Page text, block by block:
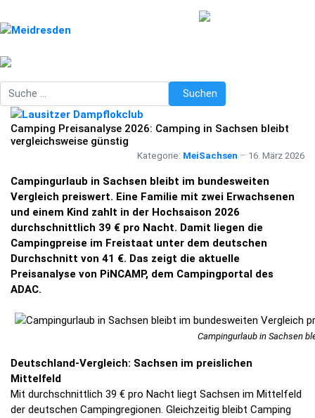
Suchen Suchen
Camping Preisanalyse 2026: Camping in Sachsen bleibt
vergleichsweise günstig
Kategorie: MeiSachsen 16. März 2026
Campingurlaub in Sachsen bleibt im bundesweiten
Vergleich preiswert. Eine Familie mit zwei Erwachsenen
und einem Kind zahlt in der Hochsaison 2026
durchschnittlich 39 € pro Nacht. Damit liegen die
Campingpreise im Freistaat unter dem deutschen
Durchschnitt von 41 €. Das zeigt die aktuelle
Preisanalyse von PiNCAMP, dem Campingportal des
ADAC.
Campingurlaub in Sachsen
Deutschland-Vergleich: Sachsen im preislichen
Mittelfeld
Mit durchschnittlich 39 € pro Nacht liegt Sachsen im Mittelfeld
der deutschen Campingregionen. Gleichzeitig bleibt Camping